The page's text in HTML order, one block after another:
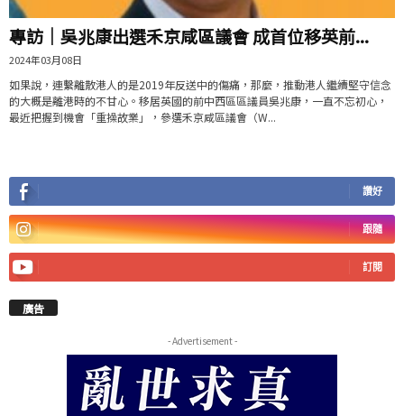
專訪｜吳兆康出選禾京咸區議會 成首位移英前...
2024年03月08日
如果說，連繫離散港人的是2019年反送中的傷痛，那麼，推動港人繼續堅守信念
的大概是離港時的不甘心。移居英國的前中西區區議員吳兆康，一直不忘初心，
最近把握到機會「重操故業」，參選禾京咸區議會（W...
讚好
跟隨
訂閱
廣告
- Advertisement -